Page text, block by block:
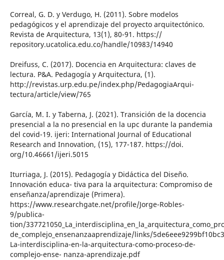
Correal, G. D. y Verdugo, H. (2011). Sobre modelos
pedagógicos y el aprendizaje del proyecto arquitectónico.
Revista de Arquitectura, 13(1), 80-91. https://
repository.ucatolica.edu.co/handle/10983/14940
Dreifuss, C. (2017). Docencia en Arquitectura: claves de
lectura. P&A. Pedagogía y Arquitectura, (1).
http://revistas.urp.edu.pe/index.php/PedagogiaArqui-
tectura/article/view/765
García, M. I. y Taberna, J. (2021). Transición de la docencia
presencial a la no presencial en la upc durante la pandemia
del covid-19. ijeri: International Journal of Educational
Research and Innovation, (15), 177-187. https://doi.
org/10.46661/ijeri.5015
Iturriaga, J. (2015). Pedagogía y Didáctica del Diseño.
Innovación educa- tiva para la arquitectura: Compromiso de
enseñanza/aprendizaje (Primera).
https://www.researchgate.net/profile/Jorge-Robles-
9/publica-
tion/
de_complejo_ensenanzaaprendizaje/links/
La-interdisciplina-en-la-arquitectura-como-proceso-de-
complejo-ense- nanza-aprendizaje.pdf